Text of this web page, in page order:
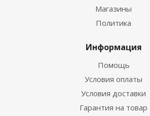
Магазины
Политика
Информация
Помощь
Условия оплаты
Условия доставки
Гарантия на товар